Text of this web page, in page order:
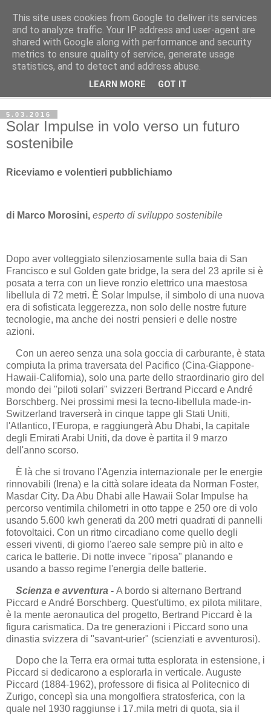
Avvenire dei Lavoratori
ECONOMIA
5.03.2016
Solar Impulse in volo verso un futuro
sostenibile
Riceviamo e volentieri pubblichiamo
di Marco Morosini, esperto di sviluppo sostenibile
Dopo aver volteggiato silenziosamente sulla baia di San
Francisco e sul Golden gate bridge, la sera del 23 aprile si è
posata a terra con un lieve ronzio elettrico una maestosa
libellula di 72 metri. È Solar Impulse, il simbolo di una nuova
era di sofisticata leggerezza, non solo delle nostre future
tecnologie, ma anche dei nostri pensieri e delle nostre
azioni.
Con un aereo senza una sola goccia di carburante, è stata
compiuta la prima traversata del Pacifico (Cina-Giappone-
Hawaii-California), solo una parte dello straordinario giro del
mondo dei "piloti solari" svizzeri Bertrand Piccard e André
Borschberg. Nei prossimi mesi la tecno-libellula made-in-
Switzerland traverserà in cinque tappe gli Stati Uniti,
l'Atlantico, l'Europa, e raggiungerà Abu Dhabi, la capitale
degli Emirati Arabi Uniti, da dove è partita il 9 marzo
dell'anno scorso.
È là che si trovano l'Agenzia internazionale per le energie
rinnovabili (Irena) e la città solare ideata da Norman Foster,
Masdar City. Da Abu Dhabi alle Hawaii Solar Impulse ha
percorso ventimila chilometri in otto tappe e 250 ore di volo
usando 5.600 kwh generati da 200 metri quadrati di pannelli
fotovoltaici. Con un ritmo circadiano come quello degli
esseri viventi, di giorno l'aereo sale sempre più in alto e
carica le batterie. Di notte invece "riposa" planando e
usando a basso regime l'energia delle batterie.
Scienza e avventura - A bordo si alternano Bertrand
Piccard e André Borschberg. Quest'ultimo, ex pilota militare,
è la mente aeronautica del progetto, Bertrand Piccard è la
figura carismatica. Da tre generazioni i Piccard sono una
dinastia svizzera di "savant-urier" (scienziati e avventurosi).
Dopo che la Terra era ormai tutta esplorata in estensione, i
Piccard si dedicarono a esplorarla in verticale. Auguste
Piccard (1884-1962), professore di fisica al Politecnico di
Zurigo, concepì sia una mongolfiera stratosferica, con la
quale nel 1930 raggiunse i 17.mila metri di quota, sia il
This site uses cookies from Google to deliver its services
and to analyze traffic. Your IP address and user-agent are
shared with Google along with performance and security
metrics to ensure quality of service, generate usage
statistics, and to detect and address abuse.
LEARN MORE GOT IT